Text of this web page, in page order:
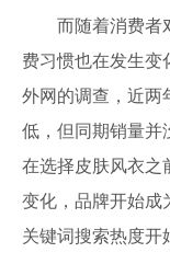
而随着消费者对
费习惯也在发生变
外网的调查，近两
低，但同期销量并
在选择皮肤风衣之
变化，品牌开始成
关键词搜索热度开